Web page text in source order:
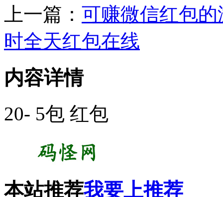
上一篇： 可赚微信红包的
时全天红包在线
内容详情
20- 5包 红包
本站推荐我要上推荐